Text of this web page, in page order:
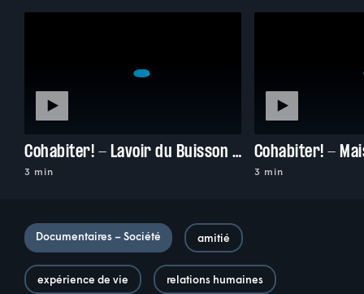
Cohabiter! - Lavoir du Buisson Saint-Louis (Paris)
3 min 3 min
Documentaires – Société amitié
expérience de vie relations humaines